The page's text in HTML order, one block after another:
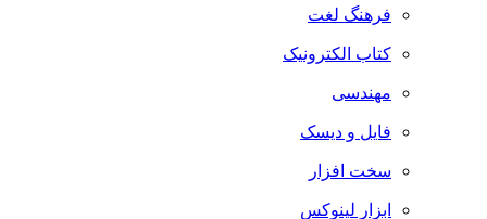
فرهنگ لغت
کتاب الکترونیک
مهندسی
فایل و دیسک
سخت افزار
ابزار لینوکس